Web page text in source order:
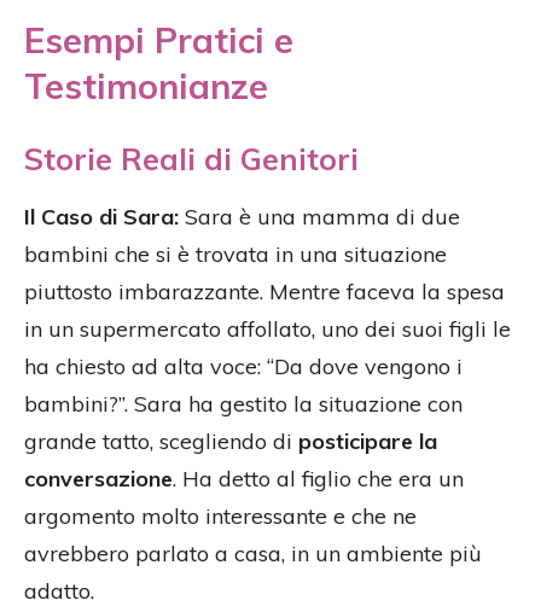
Esempi Pratici e
Testimonianze
Storie Reali di Genitori
Il Caso di Sara: Sara è una mamma di due
bambini che si è trovata in una situazione
piuttosto imbarazzante. Mentre faceva la spesa
in un supermercato affollato, uno dei suoi figli le
ha chiesto ad alta voce: “Da dove vengono i
bambini?”. Sara ha gestito la situazione con
grande tatto, scegliendo di posticipare la
conversazione. Ha detto al figlio che era un
argomento molto interessante e che ne
avrebbero parlato a casa, in un ambiente più
adatto.